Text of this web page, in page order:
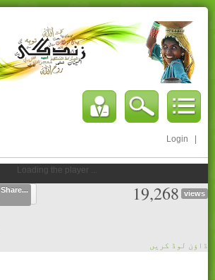
Login
Loading the player ...
Share... 19,268 views
ڈاؤن لوڈ کریں